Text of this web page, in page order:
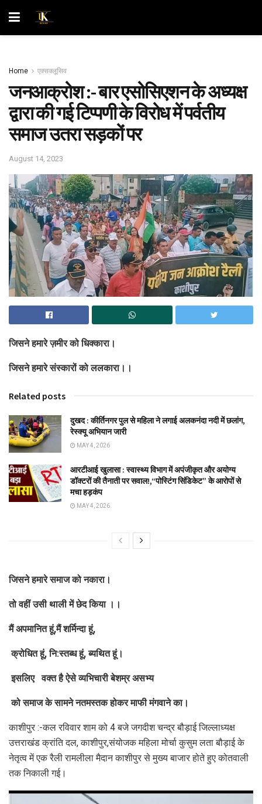
Home एक्सक्लूसिव
जनआक्रोश :- बार एसोसिएशन के अध्यक्ष
द्वारा की गई टिप्पणी के विरोध में पर्वतीय
समाज उतरा सड़कों पर
August 14, 2023
जिसने हमारे ज़मीर को धिक्कारा।
जिसने हमारे संस्कारों को ललकारा।।
Related posts
दुखद : कीर्तिनगर पुल से महिला ने लगाई अलकनंदा नदी में छलांग,
रेस्क्यू अभियान जारी
MAY 4, 2026
आरटीआई खुलासा : स्वास्थ्य विभाग में अपंजीकृत और अयोग्य
डॉक्टरों की तैनाती पर सवाल!,“पोस्टिंग सिंडिकेट” के आरोपों से
मचा हड़कंप
MAY 4, 2026
जिसने हमारे समाज को नकारा।
तो वहीं उसी थाली में छेद किया ।।
मैं अपमानित हूं,मैं शर्मिन्दा हूं,
क्रोधित हूं, नि:स्तब्ध हूं, ब्यथित हूं।
इसलिए वक्त है ऐसे व्यभिचारी बेशम्र असभ्य
को समाज के सामने नतमस्तक होकर माफी मंगवाने का।
काशीपुर :-कल रविवार शाम को 4 बजे जगदीश चन्द्र बौड़ाई जिल्लाध्यक्ष
उत्तराखंड क्रांति दल, काशीपुर,संयोजक महिला मोर्चा कुसुम लता बौड़ाई के
नेतृत्व में एक रैली रामलीला मैदान काशीपुर से मुख्य बाजार होते हुए कोतवाली
तक निकाली गई।
Video